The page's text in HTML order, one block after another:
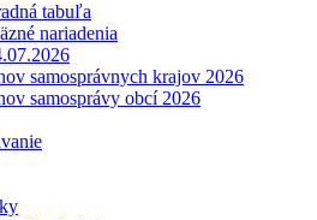
tabuľa
nariadenia
samosprávnych krajov 2026
samosprávy obcí 2026